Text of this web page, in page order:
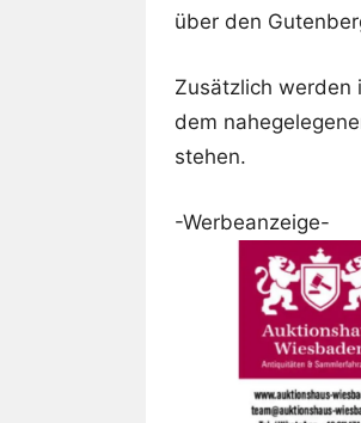
über den
Zusätzlich werden
dem
stehen.
-Werbeanzeige-